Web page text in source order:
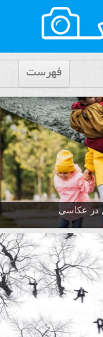
فهرست
در عکاسی